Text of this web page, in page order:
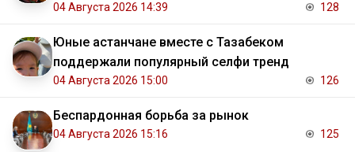
04 Августа 2026 14:39 128
Юные астанчане вместе с Тазабеком
поддержали популярный селфи тренд
04 Августа 2026 15:00 126
Беспардонная борьба за рынок
04 Августа 2026 15:16 125